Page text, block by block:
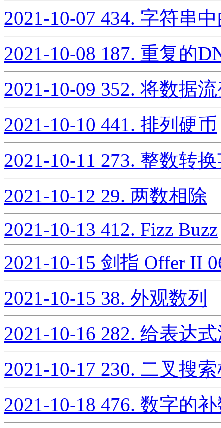
2021-10-07 434. 字符串
2021-10-08 187. 重复的
2021-10-09 352. 将数据
2021-10-10 441. 排列硬币
2021-10-11 273. 整数转
2021-10-12 29. 两数相除
2021-10-13 412. Fizz Buzz
2021-10-15 剑指 Offer II
2021-10-15 38. 外观数列
2021-10-16 282. 给表达
2021-10-17 230. 二叉搜
2021-10-18 476. 数字的